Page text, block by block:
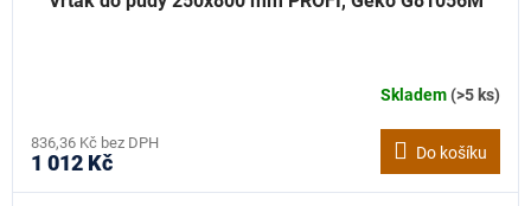
Skladem(>5 ks)
836,36 Kč bez DPH
1 012 Kč Do košíku